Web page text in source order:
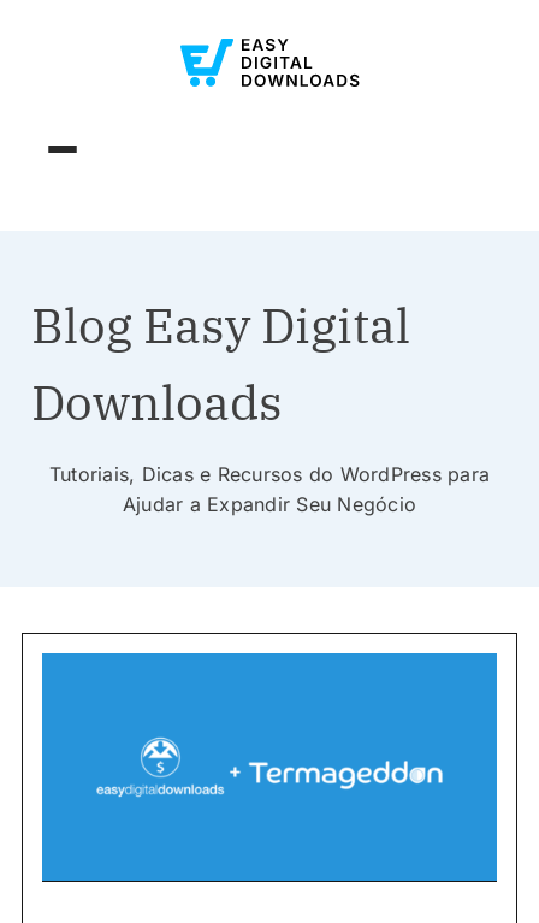
Blog Easy Digital
Downloads
Tutoriais, Dicas e Recursos do WordPress para
Ajudar a Expandir Seu Negócio